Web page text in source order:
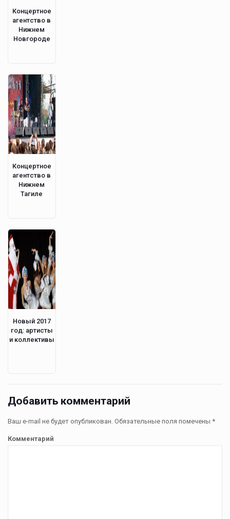
Концертное
агентство в
Нижнем
Новгороде
Концертное
агентство в
Нижнем
Тагиле
Новый 2017
год: артисты
и коллективы
Добавить комментарий
Ваш e-mail не будет опубликован. Обязательные поля помечены *
Комментарий